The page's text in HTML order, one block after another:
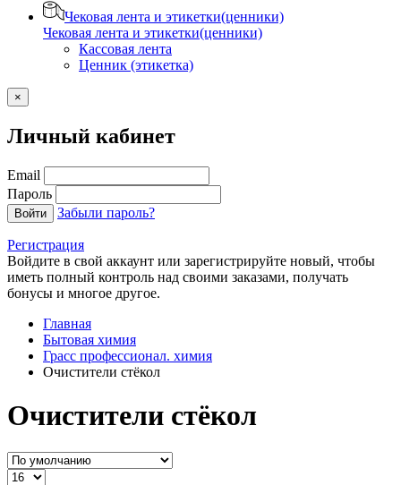
Чековая лента и этикетки(ценники)
Чековая лента и этикетки(ценники)
Кассовая лента
Ценник (этикетка)
×
Личный кабинет
Email
Пароль
Войти Забыли пароль?
Регистрация
Войдите в свой аккаунт или зарегистрируйте новый, чтобы
иметь полный контроль над своими заказами, получать
бонусы и многое другое.
Главная
Бытовая химия
Грасс профессионал. химия
Очистители стёкол
Очистители стёкол